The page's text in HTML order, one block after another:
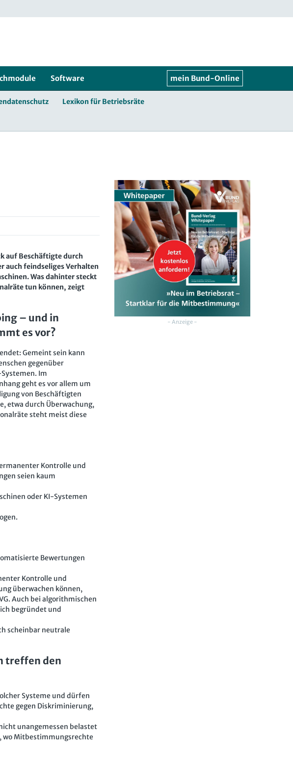
Software mein Bund-Online
Lexikon für Betriebsräte
auf Beschäftigte durch
auch feindseliges Verhalten
Was dahinter steckt
tun können, zeigt
– und in
es vor?
Gemeint sein kann
gegenüber
Im
geht es vor allem um
von Beschäftigten
etwa durch Überwachung,
steht meist diese
Kontrolle und
seien kaum
oder KI-Systemen
Bewertungen
Kontrolle und
überwachen können,
Auch bei algorithmischen
begründet und
scheinbar neutrale
treffen den
Systeme und dürfen
gegen Diskriminierung,
unangemessen belastet
wo Mitbestimmungsrechte
- Anzeige -